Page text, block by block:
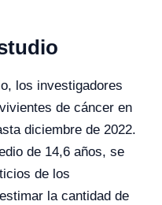
los investigadores
de cáncer en
diciembre de 2022.
de 14,6 años, se
de los
la cantidad de